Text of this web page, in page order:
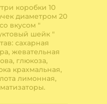
коробки 10
диаметром 20
вкусом "
шейк "
сахарная
жевательная
глюкоза,
крахмальная,
лимонная,